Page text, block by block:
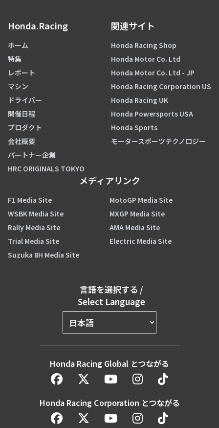
Honda.Racing
ホーム
特集
レポート
マシン
ドライバー
開催日程
プロダクト
会社概要
パートナー企業
HRC ORIGINALS TOKYO
関連サイト
Honda Racing Shop
Honda Motor Co. Ltd
Honda Motor Co. Ltd - JP
Honda Racing Corporation US
Honda Racing UK
Honda Powersports USA
Honda Sports
モータースポーツテクノロジー
メディアリンク
F1 Media Site
MotoGP Media Site
WSBK Media Site
MXGP Media Site
Rally Media Site
AMA Media Site
Trial Media Site
Electric Media Site
Suzuka 8H Media Site
言語を選択する /
Select Language
Honda Racing Global とつながる
Honda Racing Corporation とつながる